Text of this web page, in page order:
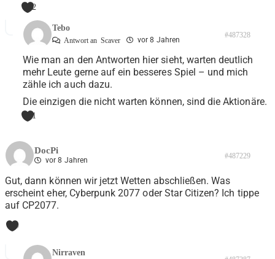
2
Tebo
Antwort an Scaver vor 8 Jahren
#487328
Wie man an den Antworten hier sieht, warten deutlich
mehr Leute gerne auf ein besseres Spiel – und mich
zähle ich auch dazu.
Die einzigen die nicht warten können, sind die Aktionäre.
1
DocPi
vor 8 Jahren #487229
Gut, dann können wir jetzt Wetten abschließen. Was
erscheint eher, Cyberpunk 2077 oder Star Citizen? Ich tippe
auf CP2077.
0
Nirraven